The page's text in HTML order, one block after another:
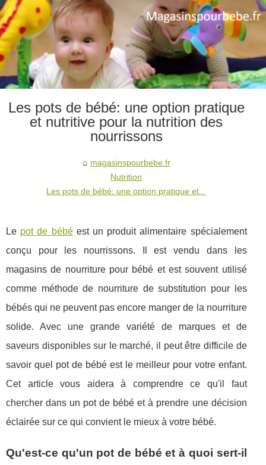
Les pots de bébé: une option pratique
et nutritive pour la nutrition des
nourrissons
magasinspourbebe.fr
Nutrition
Les pots de bébé: une option pratique et...
Le pot de bébéest un produit alimentaire spécialement
conçu pour les nourrissons. Il est vendu dans les
magasins de nourriture pour bébé et est souvent utilisé
comme méthode de nourriture de substitution pour les
bébés qui ne peuvent pas encore manger de la nourriture
solide. Avec une grande variété de marques et de
saveurs disponibles sur le marché, il peut être difficile de
savoir quel pot de bébé est le meilleur pour votre enfant.
Cet article vous aidera à comprendre ce qu'il faut
chercher dans un pot de bébé et à prendre une décision
éclairée sur ce qui convient le mieux à votre bébé.
Qu'est-ce qu'un pot de bébé et à quoi sert-il